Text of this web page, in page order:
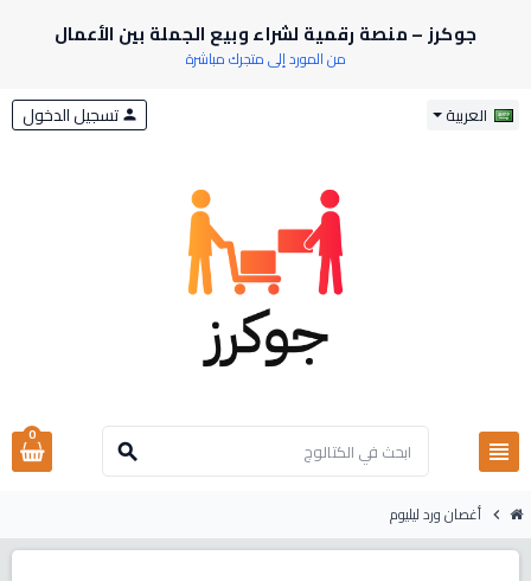
جوكرز – منصة رقمية لشراء وبيع الجملة بين الأعمال
من المورد إلى متجرك مباشرة
العربية
view_headline
search
person تسجيل الدخول
0
chevron_right أغصان ورد ليليوم